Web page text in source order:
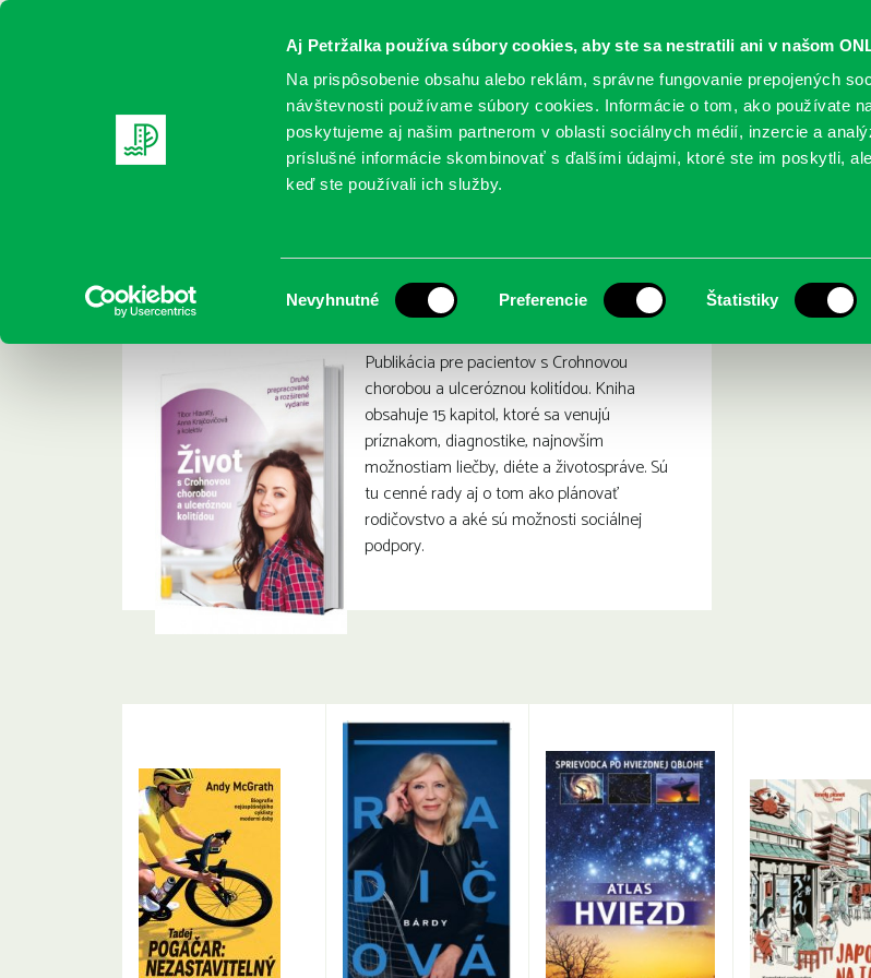
Aj Petržalka používa súbory cookies, aby ste sa nestratili ani v našom
Na prispôsobenie obsahu alebo reklám, správne fungovanie prepojených
návštevnosti používame súbory cookies. Informácie o tom, ako používate
poskytujeme aj našim partnerom v oblasti sociálnych médií, inzercie a
príslušné informácie skombinovať s ďalšími údajmi, ktoré ste im poskytli,
keď ste používali ich služby.
súhlasu
Nevyhnutné Preferencie Štatistiky
REGISTRUJTE SA ONLINE KATALÓGY SLUŽBY PODUJATIA
Hlavatý, T.: Život s Crohnovou
Publikácia pre pacientov s Crohnovou
chorobou a ulceróznou kolitídou. Kniha
obsahuje 15 kapitol, ktoré sa venujú
príznakom, diagnostike, najnovším
možnostiam liečby, diéte a životospráve. Sú
tu cenné rady aj o tom ako plánovať
rodičovstvo a aké sú možnosti sociálnej
podpory.